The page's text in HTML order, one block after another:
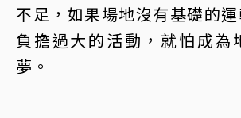
不足，如果場地沒有基礎的
負擔過大的活動，就怕成為
夢。